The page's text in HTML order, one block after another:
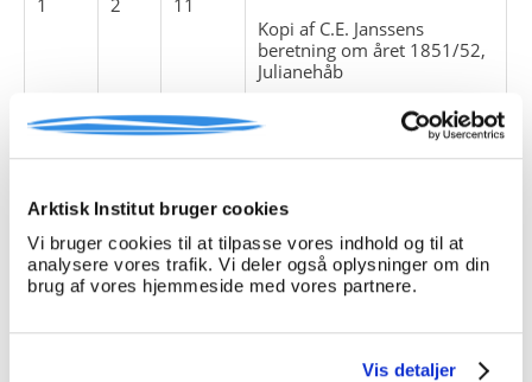
Arktisk Institut bruger cookies
Vi bruger cookies til at tilpasse vores indhold og til at
analysere vores trafik. Vi deler også oplysninger om din
brug af vores hjemmeside med vores partnere.
Vis detaljer
Kopi af C.E. Janssens
beretning om året 1851/52,
Julianehåb
ansættelsesforhold
1 2
12
1855 af konstitueret
inspektør Heinrich Rink til